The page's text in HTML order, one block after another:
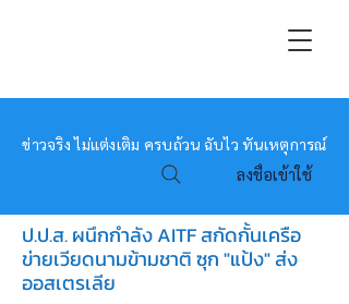
หมอข่าว
ข่าวจริง ไม่แต่งเติม ครบถ้วน ฉับไว ทันเหตุการณ์
ลงชื่อเข้าใช้
ป.ป.ส. ผนึกกำลัง AITF สกัดกั้นเครือ
ข่ายเวียดนามข้ามชาติ ซุก "แป้ง" ส่ง
ออสเตรเลีย